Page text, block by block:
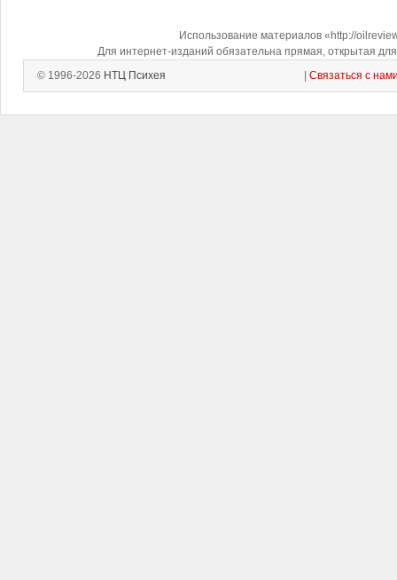
Использование материалов «http://
Для интернет-изданий обязательна прямая, открытая
© 1996-2026 НТЦ Психея Связаться с